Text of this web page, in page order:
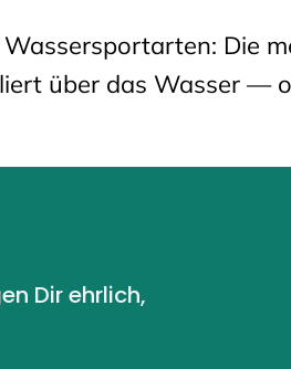
Die
über das Wasser —
Dir ehrlich,